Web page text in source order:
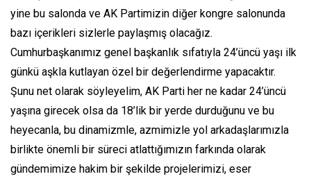
yine bu salonda ve AK Partimizin diğer kongre salonunda
bazı içerikleri sizlerle paylaşmış olacağız.
Cumhurbaşkanımız genel başkanlık sıfatıyla 24’üncü yaşı ilk
günkü aşkla kutlayan özel bir değerlendirme yapacaktır.
Şunu net olarak söyleyelim, AK Parti her ne kadar 24’üncü
yaşına girecek olsa da 18’lik bir yerde durduğunu ve bu
heyecanla, bu dinamizmle, azmimizle yol arkadaşlarımızla
birlikte önemli bir süreci atlattığımızın farkında olarak
gündemimize hakim bir şekilde projelerimizi, eser